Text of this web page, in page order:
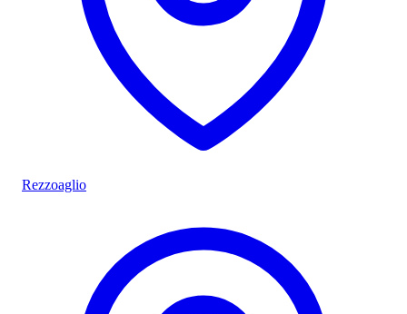
Rezzoaglio